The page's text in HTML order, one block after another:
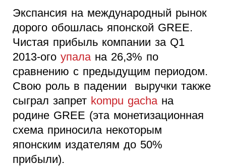
Экспансия на международный рынок
дорого обошлась японской GREE.
Чистая прибыль компании за Q1
2013-ого упала на 26,3% по
сравнению с предыдущим периодом.
Свою роль в падении выручки также
сыграл запрет kompu gacha на
родине GREE (эта монетизационная
схема приносила некоторым
японским издателям до 50%
прибыли).